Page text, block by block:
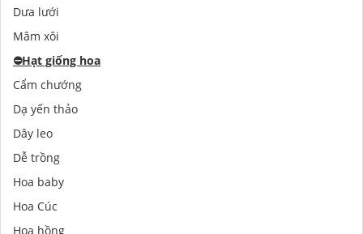
Dưa lưới
Mâm xôi
⛔️Hạt giống hoa
Cẩm chướng
Dạ yến thảo
Dây leo
Dễ trồng
Hoa baby
Hoa Cúc
Hoa hồng